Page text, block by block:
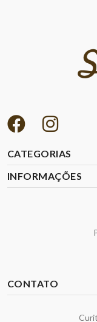
CATEGORIAS
INFORMAÇÕES
CONTATO